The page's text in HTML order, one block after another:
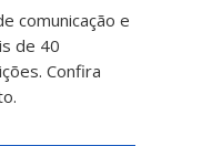
comunicação e
de 40
Confira